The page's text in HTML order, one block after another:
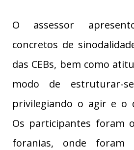
O assessor
concretos de
das CEBs, bem como
modo de estruturar-
privilegiando o agir e o
Os participantes foram
foranias, onde foram